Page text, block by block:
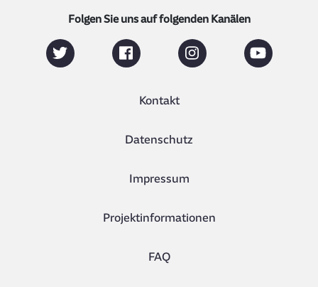
Folgen Sie uns auf folgenden Kanälen
Kontakt
Datenschutz
Impressum
Projektinformationen
FAQ